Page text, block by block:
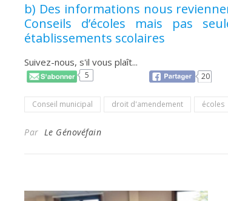
b) Des informations nous
Conseils d’écoles mais pas
établissements scolaires
Suivez-nous, s'il vous plaît...
5 20
Conseil municipal droit d'amendement écoles
Par Le Génovéfain